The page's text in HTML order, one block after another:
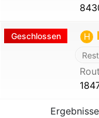
Geschlossen H
Ergebnisse